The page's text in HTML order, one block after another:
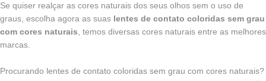
Se quiser realçar as cores naturais dos seus olhos sem o uso de
graus, escolha agora as suas lentes de contato coloridas sem grau
com cores naturais , temos diversas cores naturais entre as melhores
marcas.
Procurando lentes de contato coloridas sem grau com cores naturais?